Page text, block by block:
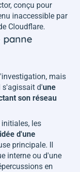
conçu pour
inaccessible par
Cloudflare.
panne
mais
s'agissait d'une
son réseau
les
d'une
principale. Il
interne ou d'une
en